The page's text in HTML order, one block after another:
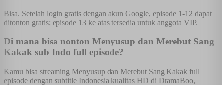
Bisa. Setelah login gratis dengan akun Google, episode 1-12 dapat
ditonton gratis; episode 13 ke atas tersedia untuk anggota VIP.
Di mana bisa nonton Menyusup dan Merebut Sang
Kakak sub Indo full episode?
Kamu bisa streaming Menyusup dan Merebut Sang Kakak full
episode dengan subtitle Indonesia kualitas HD di DramaBoo,